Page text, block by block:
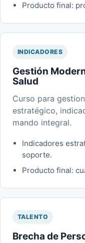
Producto final:
INDICADORES
Gestión
Salud
Curso para
estratégico,
mando integral.
Indicadores
soporte.
Producto final:
TALENTO
Brecha de